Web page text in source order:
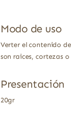
Modo de uso
Verter el contenido
son raices, cortezas
Presentación
20gr